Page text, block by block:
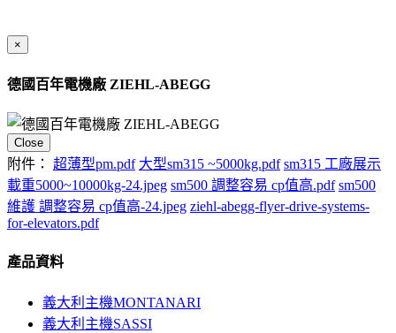
×
德國百年電機廠 ZIEHL-ABEGG
Close
附件： 超薄型pm.pdf 大型sm315 ~5000kg.pdf sm315 工廠展示
載重5000~10000kg-24.jpeg sm500 調整容易 cp值高.pdf sm500
維護 調整容易 cp值高-24.jpeg ziehl-abegg-flyer-drive-systems-
for-elevators.pdf
產品資料
義大利主機MONTANARI
義大利主機SASSI